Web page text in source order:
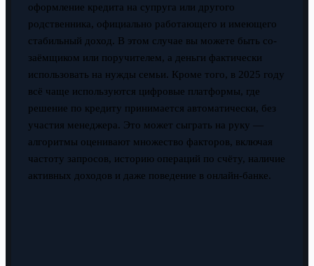
оформление кредита на супруга или другого
родственника, официально работающего и имеющего
стабильный доход. В этом случае вы можете быть со-
заёмщиком или поручителем, а деньги фактически
использовать на нужды семьи. Кроме того, в 2025 году
всё чаще используются цифровые платформы, где
решение по кредиту принимается автоматически, без
участия менеджера. Это может сыграть на руку —
алгоритмы оценивают множество факторов, включая
частоту запросов, историю операций по счёту, наличие
активных доходов и даже поведение в онлайн-банке.